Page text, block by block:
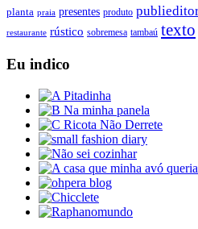
planta praia presentes produto
restaurante rústico sobremesa tambaú texto
Eu indico